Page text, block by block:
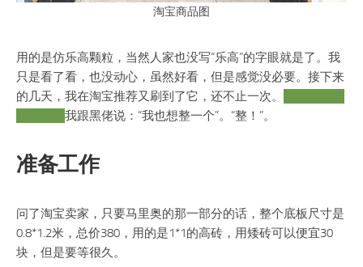
淘宝商品图
用的是仿乐高颗粒，当然人家也没写“乐高”的字眼就是了。我
只是看了看，也没动心，虽然好看，但是感觉没必要。接下来
的几天，我在淘宝推荐又刷到了它，还不止一次。
我跟黑佬说：“我也想整一个”。“整！”。
准备工作
问了淘宝卖家，只要马里奥的那一部分的话，整个底板尺寸是
0.8*1.2米，总价380，用的是1*1的高砖，用矮砖可以便宜30
块，但是要等很久。